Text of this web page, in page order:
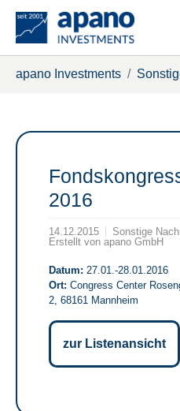
apano Investments
2016
14.12.2015
Sonstige
Erstellt von apano GmbH
Datum: 27.01.-28.01.2016
Ort: Congress Center
2, 68161 Mannheim
zur Listenansicht